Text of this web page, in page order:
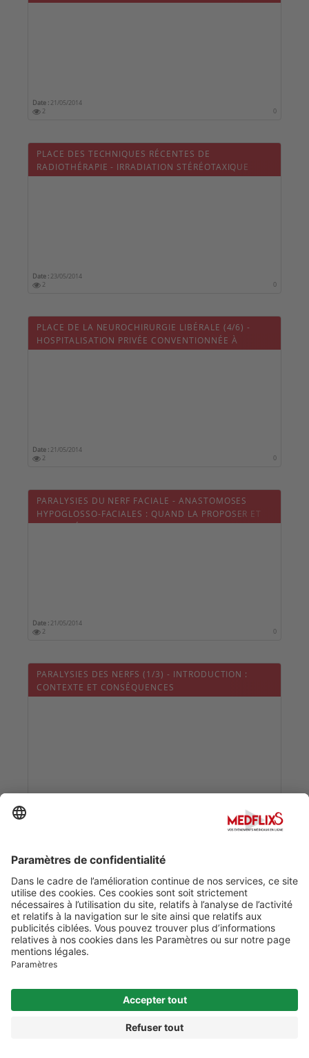
GLIOMES DIFFUS DE BAS GRADE DE L'AIRE MOTRICE
Date : 21/05/2014
2
0
PLACE DES TECHNIQUES RÉCENTES DE
RADIOTHÉRAPIE - IRRADIATION STÉRÉOTAXIQUE
Date : 23/05/2014
2
0
PLACE DE LA NEUROCHIRURGIE LIBÉRALE (4/6) -
HOSPITALISATION PRIVÉE CONVENTIONNÉE À
MARSEILLE
Date : 21/05/2014
2
0
PARALYSIES DU NERF FACIALE - ANASTOMOSES
HYPOGLOSSO-FACIALES : QUAND LA PROPOSER ET
QUELS RÉSULTATS ?
Date : 21/05/2014
2
0
PARALYSIES DES NERFS (1/3) - INTRODUCTION :
CONTEXTE ET CONSÉQUENCES
INTÉRÊT DE L’IMAGERIE EN TENSEUR DE DIFFUSION
ET SÉQUENCE DE PERFUSION DANS L’ÉVALUATION